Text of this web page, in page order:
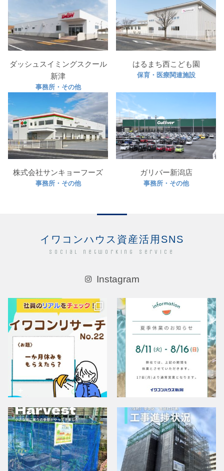
ダッシュスイミングスクール
新津
事務所・その他
はるまち西こども園
保育・医療関連施設
株式会社サンキョーフーズ
事務所・その他
ガリバー新潟店
事務所・その他
イワコンハウス資産活用SNS
Social networking service
Instagram